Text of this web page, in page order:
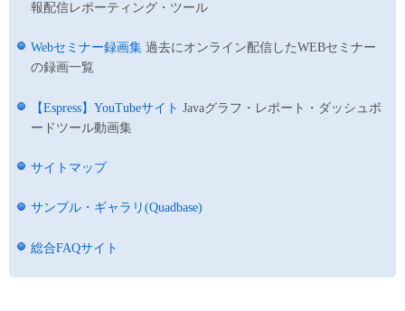
報配信レポーティング・ツール
Webセミナー録画集 過去にオンライン配信したWEBセミナー
の録画一覧
【Espress】YouTubeサイト Javaグラフ・レポート・ダッシュボ
ードツール動画集
サイトマップ
サンプル・ギャラリ(Quadbase)
総合FAQサイト